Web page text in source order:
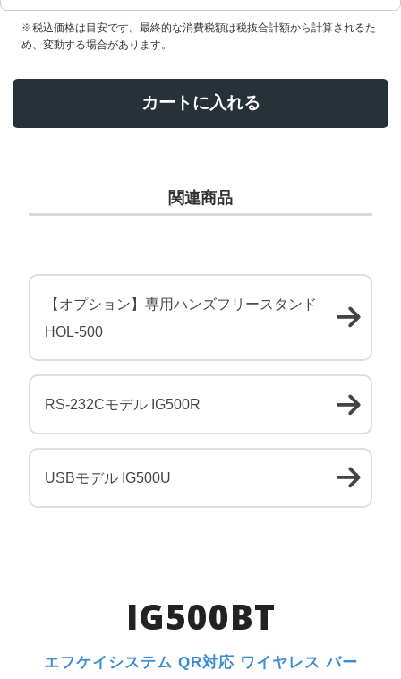
※税込価格は目安です。最終的な消費税額は税抜合計額から計算されるた
め、変動する場合があります。
カートに入れる
関連商品
【オプション】専用ハンズフリースタンド
HOL-500
RS-232Cモデル IG500R
USBモデル IG500U
IG500BT
エフケイシステム QR対応 ワイヤレス バー